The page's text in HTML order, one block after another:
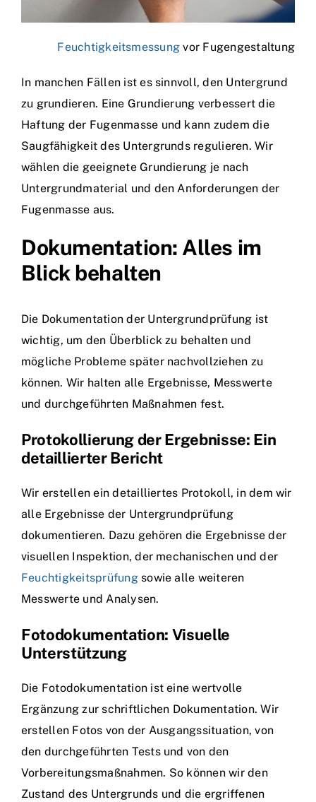
Feuchtigkeitsmessung vor Fugengestaltung
In manchen Fällen ist es sinnvoll, den Untergrund
zu grundieren. Eine Grundierung verbessert die
Haftung der Fugenmasse und kann zudem die
Saugfähigkeit des Untergrunds regulieren. Wir
wählen die geeignete Grundierung je nach
Untergrundmaterial und den Anforderungen der
Fugenmasse aus.
Dokumentation: Alles im
Blick behalten
Die Dokumentation der Untergrundprüfung ist
wichtig, um den Überblick zu behalten und
mögliche Probleme später nachvollziehen zu
können. Wir halten alle Ergebnisse, Messwerte
und durchgeführten Maßnahmen fest.
Protokollierung der Ergebnisse: Ein
detaillierter Bericht
Wir erstellen ein detailliertes Protokoll, in dem wir
alle Ergebnisse der Untergrundprüfung
dokumentieren. Dazu gehören die Ergebnisse der
visuellen Inspektion, der mechanischen und der
Feuchtigkeitsprüfungsowie alle weiteren
Messwerte und Analysen.
Fotodokumentation: Visuelle
Unterstützung
Die Fotodokumentation ist eine wertvolle
Ergänzung zur schriftlichen Dokumentation. Wir
erstellen Fotos von der Ausgangssituation, von
den durchgeführten Tests und von den
Vorbereitungsmaßnahmen. So können wir den
Zustand des Untergrunds und die ergriffenen